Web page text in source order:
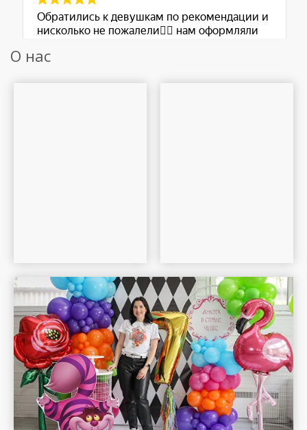
О нас